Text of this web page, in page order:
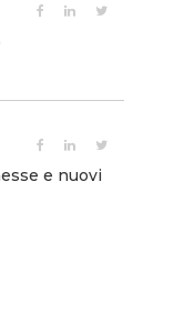
e nuovi